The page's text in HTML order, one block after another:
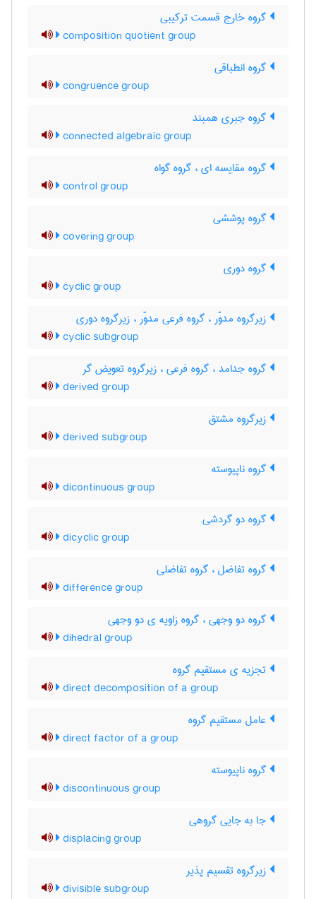
گروه خارج قسمت ترکیبی
composition quotient group
گروه انطباقی
congruence group
گروه جبری همبند
connected algebraic group
گروه مقایسه ای ، گروه گواه
control group
گروه پوششی
covering group
گروه دوری
cyclic group
زیرگروه مدوّر ، گروه فرعی مدوّر ، زیرگروه دوری
cyclic subgroup
گروه جدامد ، گروه فرعی ، زیرگروه تعویض گر
derived group
زیرگروه مشتق
derived subgroup
گروه ناپیوسته
dicontinuous group
گروه دو گردشی
dicyclic group
گروه تفاضل ، گروه تفاضلی
difference group
گروه دو وجهی ، گروه زاویه ی دو وجهی
dihedral group
تجزیه ی مستقیم گروه
direct decomposition of a group
عامل مستقیم گروه
direct factor of a group
گروه ناپیوسته
discontinuous group
جا به جایی گروهی
displacing group
زیرگروه تقسیم پذیر
divisible subgroup